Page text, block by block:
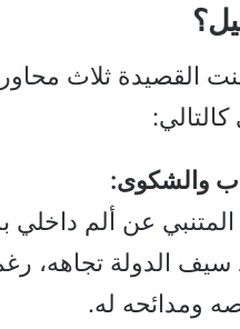
القصيدة ثلاث
والشكوى:
المتنبي عن ألم
سيف الدولة تجاهه،
ومدائحه له.